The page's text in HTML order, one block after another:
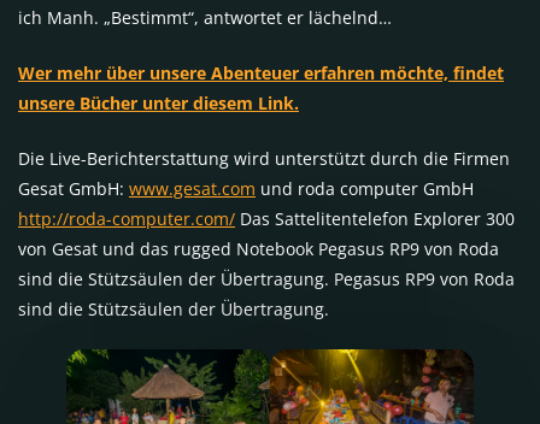
ich Manh. „Bestimmt“, antwortet er lächelnd…
Wer mehr über unsere Abenteuer erfahren möchte, findet
unsere Bücher unter diesem Link.
Die Live-Berichterstattung wird unterstützt durch die Firmen
Gesat GmbH: www.gesat.com und roda computer GmbH
http://roda-computer.com/ Das Sattelitentelefon Explorer 300
von Gesat und das rugged Notebook Pegasus RP9 von Roda
sind die Stützsäulen der Übertragung. Pegasus RP9 von Roda
sind die Stützsäulen der Übertragung.